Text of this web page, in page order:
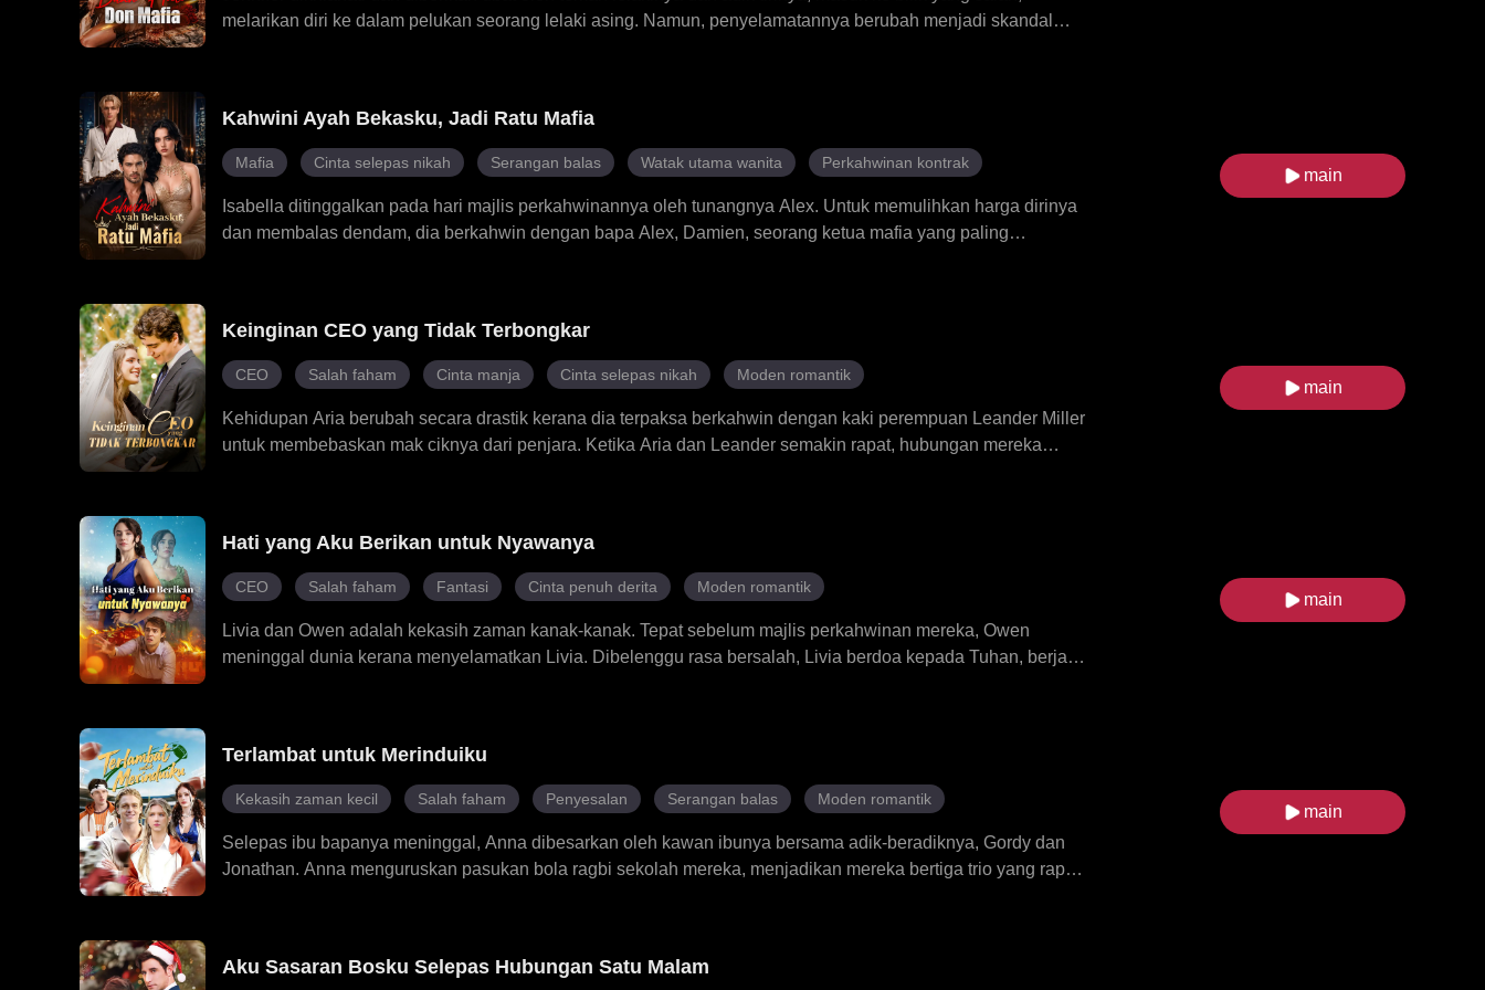
melarikan diri ke dalam pelukan seorang lelaki asing. Namun, penyelamatannya berubah menjadi skandal
Don itu.
Kahwini Ayah Bekasku, Jadi Ratu Mafia
Mafia Cinta selepas nikah Serangan balas Watak utama wanita Perkahwinan kontrak
Isabella ditinggalkan pada hari majlis perkahwinannya oleh tunangnya Alex. Untuk memulihkan harga dirinya
dan membalas dendam, dia berkahwin dengan bapa Alex, Damien, seorang ketua mafia yang paling
Sepanjang perjalanannya, perkahwinan kontrak yang dingin dengan Damien itu berubah menjadi cinta yang
nyata, kuat dan tidak tergoyahkan.
main
Keinginan CEO yang Tidak Terbongkar
CEO Salah faham Cinta manja Cinta selepas nikah Moden romantik
Kehidupan Aria berubah secara drastik kerana dia terpaksa berkahwin dengan kaki perempuan Leander Miller
untuk membebaskan mak ciknya dari penjara. Ketika Aria dan Leander semakin rapat, hubungan mereka
kerana keikhlasannya atau dia sendiri hanya alat dalam permainan yang lebih besar.
main
Hati yang Aku Berikan untuk Nyawanya
CEO Salah faham Fantasi Cinta penuh derita Moden romantik
Livia dan Owen adalah kekasih zaman kanak-kanak. Tepat sebelum majlis perkahwinan mereka, Owen
meninggal dunia kerana menyelamatkan Livia. Dibelenggu rasa bersalah, Livia berdoa kepada Tuhan, berjanji
terbongkar – bahawa Livia adalah orang yang menyelamatkan nyawa Cassian – dan Livia bersiap untuk pergi,
Cassian dihantui rasa kesal dan mula dengan usaha gigih untuk menawan kembali hati Livia. Namun, Livia
kini lebih fokus dalam membantu Owen mendapatkan semula ingatannya. Apakah pilihan yang akan dibuat
Livia?
main
Terlambat untuk Merinduiku
Kekasih zaman kecil Salah faham Penyesalan Serangan balas Moden romantik
Selepas ibu bapanya meninggal, Anna dibesarkan oleh kawan ibunya bersama adik-beradiknya, Gordy dan
Jonathan. Anna menguruskan pasukan bola ragbi sekolah mereka, menjadikan mereka bertiga trio yang rapat.
pengurusnya. Selepas Anna pergi, Gordy dan Jonathan menyedari penipuan Kitty, tetapi penyesalan mereka
main
Aku Sasaran Bosku Selepas Hubungan Satu Malam